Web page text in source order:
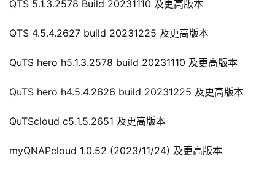
QTS 5.1.3.2578 Build 20231110 及更高版本
QTS 4.5.4.2627 build 20231225 及更高版本
QuTS hero h5.1.3.2578 build 20231110 及更高版本
QuTS hero h4.5.4.2626 build 20231225 及更高版本
QuTScloud c5.1.5.2651 及更高版本
myQNAPcloud 1.0.52 (2023/11/24) 及更高版本